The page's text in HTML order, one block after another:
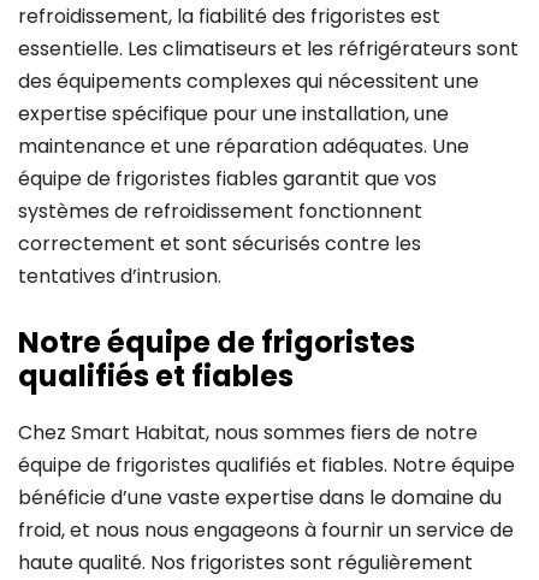
refroidissement, la fiabilité des frigoristes est
essentielle. Les climatiseurs et les réfrigérateurs sont
des équipements complexes qui nécessitent une
expertise spécifique pour une installation, une
maintenance et une réparation adéquates. Une
équipe de frigoristes fiables garantit que vos
systèmes de refroidissement fonctionnent
correctement et sont sécurisés contre les
tentatives d’intrusion.
Notre équipe de frigoristes
qualifiés et fiables
Chez Smart Habitat, nous sommes fiers de notre
équipe de frigoristes qualifiés et fiables. Notre équipe
bénéficie d’une vaste expertise dans le domaine du
froid, et nous nous engageons à fournir un service de
haute qualité. Nos frigoristes sont régulièrement